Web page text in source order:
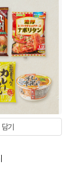
담기